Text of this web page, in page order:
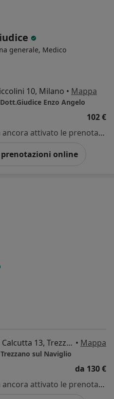
generale, Medico
10, Milano • Mappa
Enzo Angelo
102 €
Questo dottore non ha ancora attivato le prenotazioni online presso questo indirizzo.
online
Piazza Madre Teresa di Calcutta 13, Trezzano sul Naviglio • Mappa
sul Naviglio
da 130 €
Questo dottore non ha ancora attivato le prenotazioni online presso questo indirizzo.